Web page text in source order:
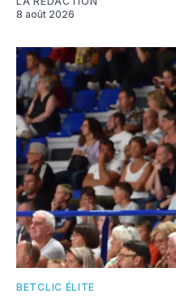
8 août 2026
BETCLIC ÉLITE